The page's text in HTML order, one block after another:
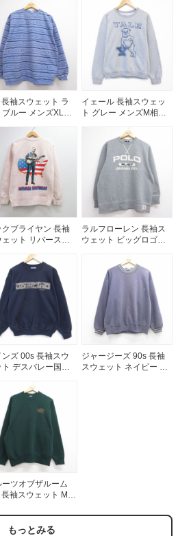
ー 26aug05
袖スウェット ラ
ブルー メンズXL相
イェール 長袖スウェッ
ト グレー メンズM相当 |
クブライヤン 長袖
ェット リバースタ
ラルフローレン 長袖ス
ウェット ビッグロゴ刺
ンズ 00s 長袖スウ
ト デスバレー国立
ジャージーズ 90s 長袖
スウェット ネイビー メ
ーツオブザルーム
袖スウェット MC
当 | 古着
もっとみる